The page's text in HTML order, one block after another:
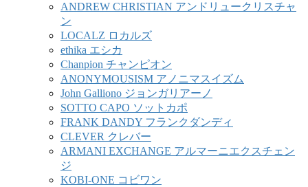
ANDREW CHRISTIAN アンドリュークリスチャ
ン
LOCALZ ロカルズ
ethika エシカ
Chanpion チャンピオン
ANONYMOUSISM アノニマスイズム
John Galliono ジョンガリアーノ
SOTTO CAPO ソットカポ
FRANK DANDY フランクダンディ
CLEVER クレバー
ARMANI EXCHANGE アルマーニエクスチェン
ジ
KOBI-ONE コビワン